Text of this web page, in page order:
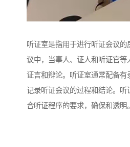
听证室是指用于进行听证会议
议中，当事人、证人和听证官等
证言和辩论。听证室通常配备有
记录听证会议的过程和结论。听
合听证程序的要求，确保和透明。